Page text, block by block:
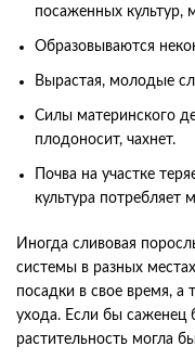
посаженных культур,
Образовываются
Вырастая, молодые
Силы материнского
плодоносит, чахнет.
Почва на участке
культура потребляет
Иногда сливовая
системы в разных
посадки в свое время, а
ухода. Если бы саженец
растительность могла